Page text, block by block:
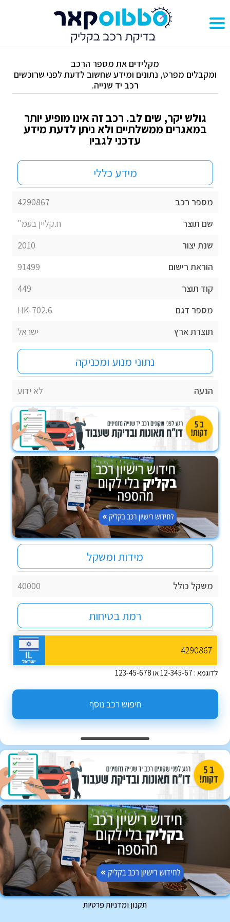
מקלידים את מספר הרכב
ומקבלים מפרט, נתונים ומידע שחשוב לדעת לפני שרוכשים
רכב יד שנייה.
גולש יקר, שים לב. רכב זה אינו מופיע יותר
במאגרים ממשלתיים ולא ניתן לדעת מידע
עדכני לגביו
מידע כללי
מספר רכב
4290867
שם תוצר
ח.קליין בעמ"
שנת יצור
2010
הוראת רישום
91499
קוד תוצר
449
מספר דגם
HK-702.6
תוצרת ארץ
ישראל
נתוני מנוע ומכניקה
הנעה לא ידוע
מידות ומשקל
משקל כולל 40000
רמת בטיחות
לדוגמא : 12-345-67 או 123-45-678
חיפוש רכב נוסף
תקנון ומדניות פרטיות